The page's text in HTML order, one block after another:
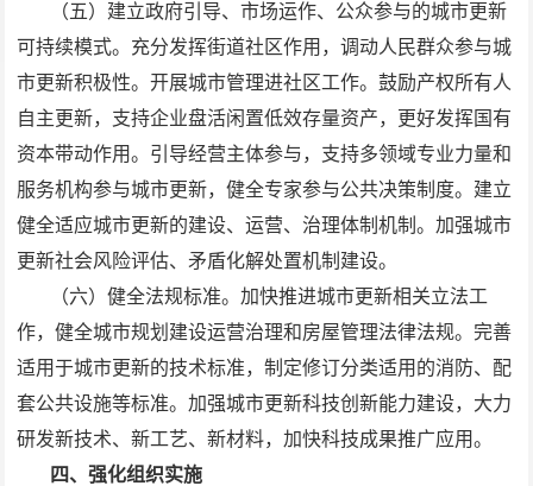
（五）建立政府引导、市场运作、公众参与的城市更新
可持续模式。充分发挥街道社区作用，调动人民群众参与城
市更新积极性。开展城市管理进社区工作。鼓励产权所有人
自主更新，支持企业盘活闲置低效存量资产，更好发挥国有
资本带动作用。引导经营主体参与，支持多领域专业力量和
服务机构参与城市更新，健全专家参与公共决策制度。建立
健全适应城市更新的建设、运营、治理体制机制。加强城市
更新社会风险评估、矛盾化解处置机制建设。
（六）健全法规标准。加快推进城市更新相关立法工
作，健全城市规划建设运营治理和房屋管理法律法规。完善
适用于城市更新的技术标准，制定修订分类适用的消防、配
套公共设施等标准。加强城市更新科技创新能力建设，大力
研发新技术、新工艺、新材料，加快科技成果推广应用。
四、强化组织实施